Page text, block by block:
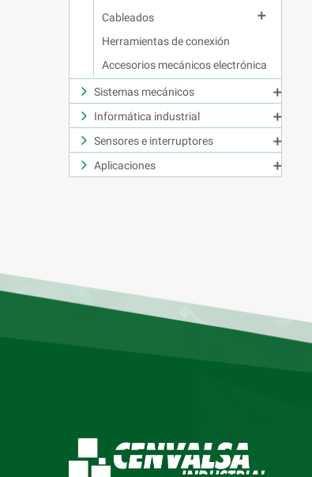
Cableados

Herramientas de conexión
Accesorios mecánicos electrónica
Sistemas mecánicos

Informática industrial

Sensores e interruptores

Aplicaciones
